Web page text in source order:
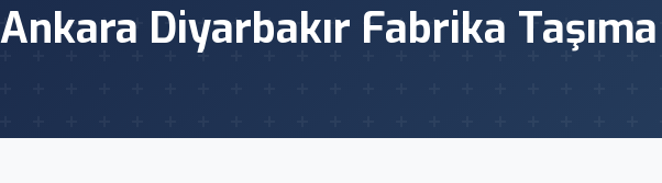
Ankara Diyarbakır Fabrika Taşıma